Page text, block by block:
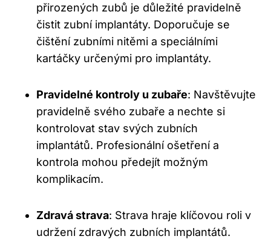
přirozených zubů je důležité pravidelně
čistit zubní implantáty. Doporučuje se
čištění zubními nitěmi a speciálními
kartáčky určenými pro implantáty.
Pravidelné kontroly u zubaře: Navštěvujte
pravidelně svého zubaře a nechte si
kontrolovat stav svých zubních
implantátů. Profesionální ošetření a
kontrola mohou předejít možným
komplikacím.
Zdravá strava: Strava hraje klíčovou roli v
udržení zdravých zubních implantátů.